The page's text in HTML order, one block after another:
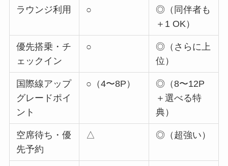
ラウンジ利用 ○
◎（同伴者も
＋1 OK）
優先搭乗・チ
ェックイン
○
◎（さらに上
位）
国際線アップ
グレードポイ
ント
○（4〜8P）
◎（8〜12P
＋選べる特
典）
空席待ち・優
先予約
△ ◎（超強い）